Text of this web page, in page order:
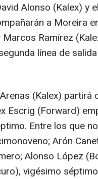
Alonso (Kalex) y
a Moreira
Ramírez
línea de
(Kalex) partirá
Escrig (Forward)
Entre los que
Arón
Alonso López
vigésimo